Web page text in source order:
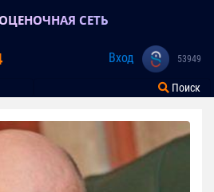
СЕТЬ
Вход 53949
Поиск